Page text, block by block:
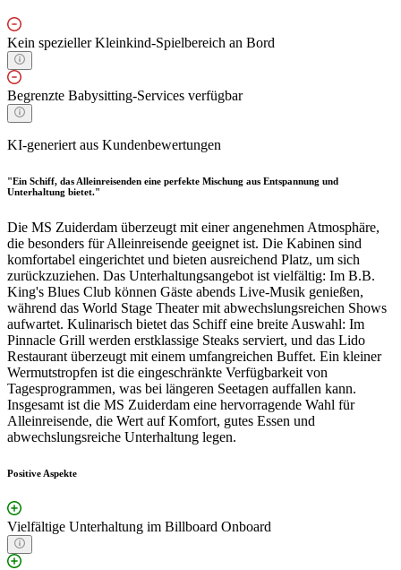
Kein spezieller Kleinkind-Spielbereich an Bord
Begrenzte Babysitting-Services verfügbar
KI-generiert aus Kundenbewertungen
"Ein Schiff, das Alleinreisenden eine perfekte Mischung aus Entspannung und
Unterhaltung bietet."
Die MS Zuiderdam überzeugt mit einer angenehmen Atmosphäre,
die besonders für Alleinreisende geeignet ist. Die Kabinen sind
komfortabel eingerichtet und bieten ausreichend Platz, um sich
zurückzuziehen. Das Unterhaltungsangebot ist vielfältig: Im B.B.
King's Blues Club können Gäste abends Live-Musik genießen,
während das World Stage Theater mit abwechslungsreichen Shows
aufwartet. Kulinarisch bietet das Schiff eine breite Auswahl: Im
Pinnacle Grill werden erstklassige Steaks serviert, und das Lido
Restaurant überzeugt mit einem umfangreichen Buffet. Ein kleiner
Wermutstropfen ist die eingeschränkte Verfügbarkeit von
Tagesprogrammen, was bei längeren Seetagen auffallen kann.
Insgesamt ist die MS Zuiderdam eine hervorragende Wahl für
Alleinreisende, die Wert auf Komfort, gutes Essen und
abwechslungsreiche Unterhaltung legen.
Positive Aspekte
Vielfältige Unterhaltung im Billboard Onboard